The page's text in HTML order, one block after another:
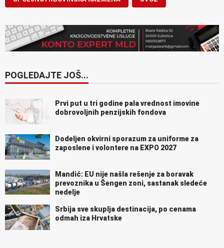
POGLEDAJTE JOŠ...
Prvi put u tri godine pala vrednost imovine
dobrovoljnih penzijskih fondova
Dodeljen okvirni sporazum za uniforme za
zaposlene i volontere na EXPO 2027
Mandić: EU nije našla rešenje za boravak
prevoznika u Šengen zoni, sastanak sledeće
nedelje
Srbija sve skuplja destinacija, po cenama
odmah iza Hrvatske